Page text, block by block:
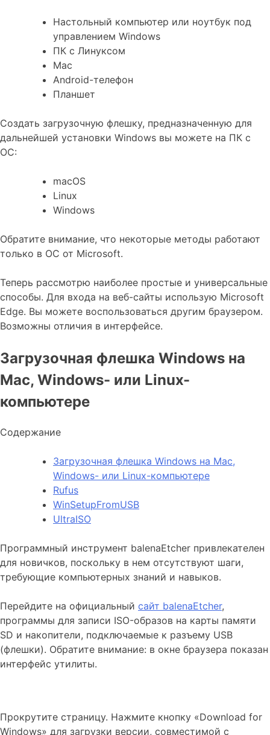
Настольный компьютер или ноутбук под
управлением Windows
ПК с Линуксом
Mac
Android-телефон
Планшет
Создать загрузочную флешку, предназначенную для
дальнейшей установки Windows вы можете на ПК с
ОС:
macOS
Linux
Windows
Обратите внимание, что некоторые методы работают
только в ОС от Microsoft.
Теперь рассмотрю наиболее простые и универсальные
способы. Для входа на веб-сайты использую Microsoft
Edge. Вы можете воспользоваться другим браузером.
Возможны отличия в интерфейсе.
Загрузочная флешка Windows на
Mac, Windows- или Linux-
компьютере
Содержание
Загрузочная флешка Windows на Mac,
Windows- или Linux-компьютере
Rufus
WinSetupFromUSB
UltraISO
Программный инструмент balenaEtcher привлекателен
для новичков, поскольку в нем отсутствуют шаги,
требующие компьютерных знаний и навыков.
Перейдите на официальный сайт balenaEtcher,
программы для записи ISO-образов на карты памяти
SD и накопители, подключаемые к разъему USB
(флешки). Обратите внимание: в окне браузера показан
интерфейс утилиты.
Прокрутите страницу. Нажмите кнопку «Download for
Windows» для загрузки версии, совместимой с